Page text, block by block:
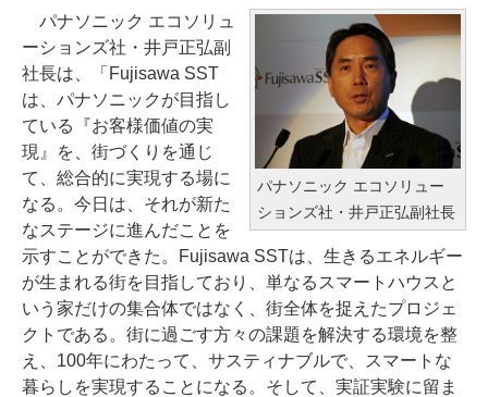
パナソニック エコソリュー
ションズ社・井戸正弘副社長
パナソニック エコソリュ
ーションズ社・井戸正弘副
社長は、「Fujisawa SST
は、パナソニックが目指し
ている『お客様価値の実
現』を、街づくりを通じ
て、総合的に実現する場に
なる。今日は、それが新た
なステージに進んだことを
示すことができた。Fujisawa SSTは、生きるエネルギー
が生まれる街を目指しており、単なるスマートハウスと
いう家だけの集合体ではなく、街全体を捉えたプロジェ
クトである。街に過ごす方々の課題を解決する環境を整
え、100年にわたって、サスティナブルで、スマートな
暮らしを実現することになる。そして、実証実験に留ま